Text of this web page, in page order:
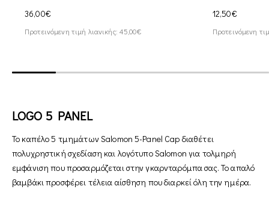
36,00€
Προτεινόμενη τιμή λιανικής: 45,00€
12,50€
Προτεινόμενη
LOGO 5 PANEL
Το καπέλο 5 τμημάτων Salomon 5-Panel Cap διαθέτει
πολυχρηστική σχεδίαση και λογότυπο Salomon για τολμηρή
εμφάνιση που προσαρμόζεται στην γκαρνταρόμπα σας. Το απαλό
βαμβάκι προσφέρει τέλεια αίσθηση που διαρκεί όλη την ημέρα.